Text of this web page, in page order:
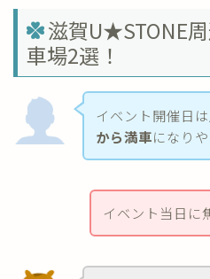
滋賀U★STONE
車場2選！
イベント開催日
から満車になり
イベント当日に